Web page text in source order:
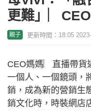
更難」
親子 更新時間：18:05
CEO媽媽︳直播帶貨
一個人、一個鏡頭，
銷，成為新的營銷生
銷文化時，時裝網店